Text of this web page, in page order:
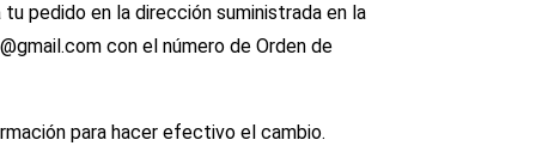
pedido en la dirección suministrada en la
con el número de Orden de
para hacer efectivo el cambio.